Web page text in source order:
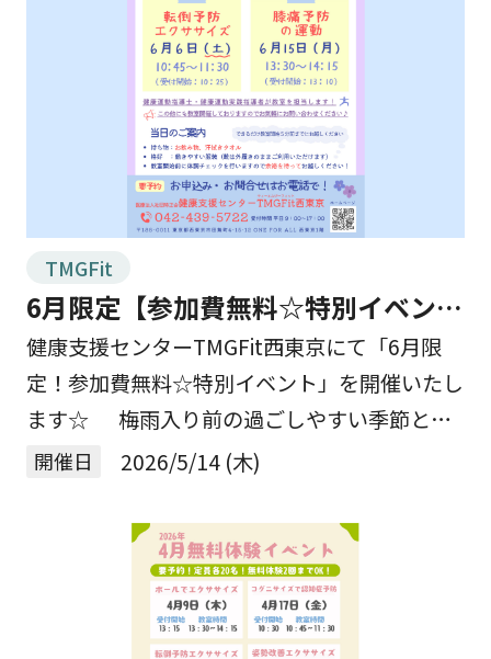
TMGFit
6月限定【参加費無料☆特別イベン
ト】を開催します！
健康支援センターTMGFit西東京にて「6月限
定！参加費無料☆特別イベント」を開催いたし
ます☆ 梅雨入り前の過ごしやすい季節とな
りました🌞 「安心して動かせる身体づくり」
開催日 2026/5/14 (木)